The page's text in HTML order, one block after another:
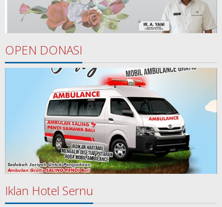
OPEN DONASI
Iklan Hotel Sernu